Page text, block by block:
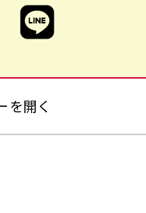
を開く